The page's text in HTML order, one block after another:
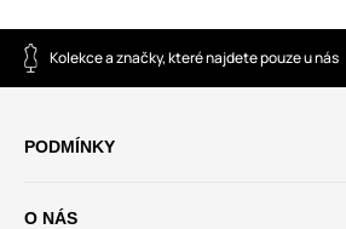
Kolekce a značky, které najdete pouze u nás
PODMÍNKY
O NÁS